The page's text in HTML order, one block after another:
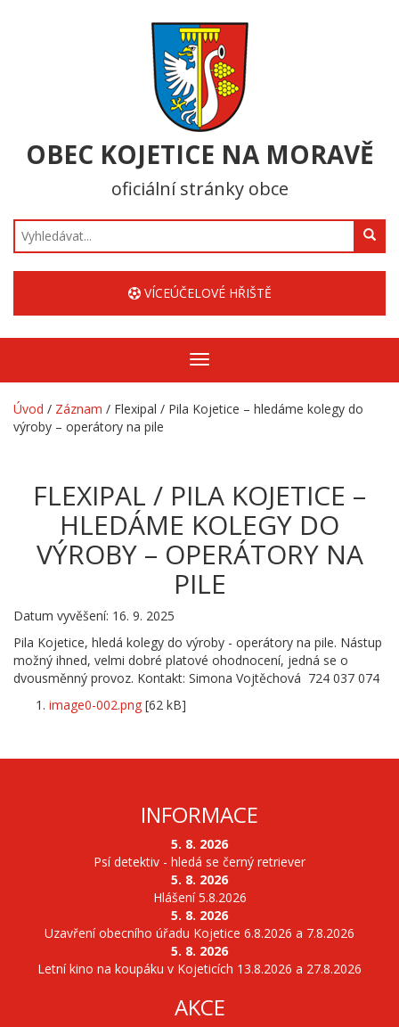
OBEC KOJETICE NA MORAVĚ
oficiální stránky obce
Hledat
VÍCEÚČELOVÉ HŘIŠTĚ
Zobrazit/skrýt
navigaci
Úvod / Záznam / Flexipal / Pila Kojetice – hledáme kolegy do
výroby – operátory na pile
FLEXIPAL / PILA KOJETICE –
HLEDÁME KOLEGY DO
VÝROBY – OPERÁTORY NA
PILE
Datum vyvěšení: 16. 9. 2025
Pila Kojetice, hledá kolegy do výroby - operátory na pile. Nástup
možný ihned, velmi dobré platové ohodnocení, jedná se o
dvousměnný provoz. Kontakt: Simona Vojtěchová 724 037 074
image0-002.png [62 kB]
INFORMACE
5. 8. 2026
Psí detektiv - hledá se černý retriever
5. 8. 2026
Hlášení 5.8.2026
5. 8. 2026
Uzavření obecního úřadu Kojetice 6.8.2026 a 7.8.2026
5. 8. 2026
Letní kino na koupáku v Kojeticích 13.8.2026 a 27.8.2026
AKCE